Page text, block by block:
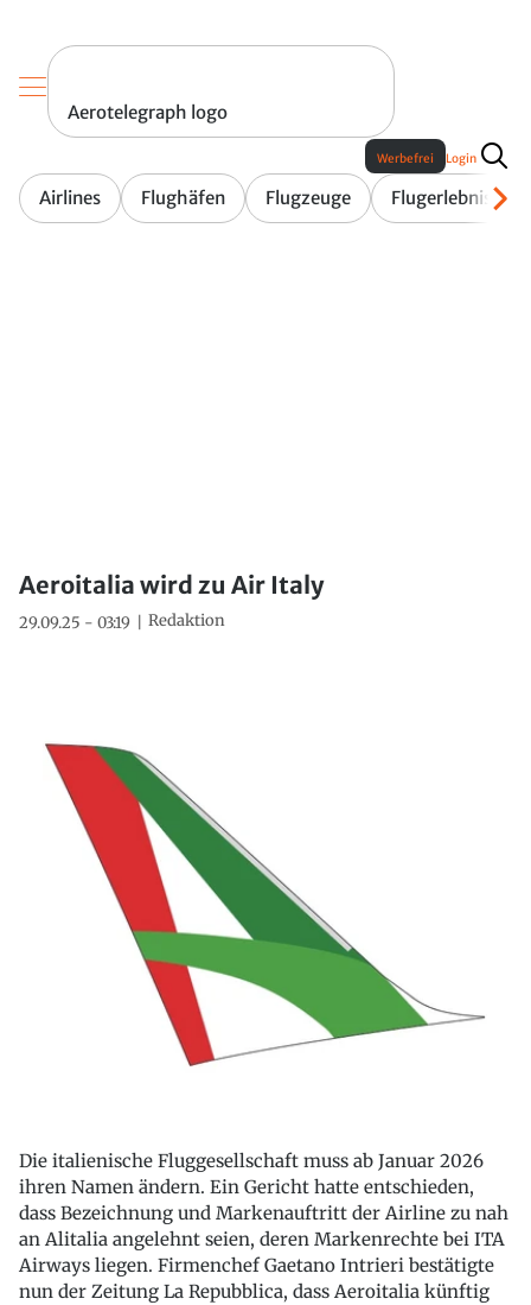
Aerotelegraph logo
Airlines Flughäfen Flugzeuge Flugerlebnis
Werbefrei Login
Aeroitalia wird zu Air Italy
29.09.25 - 03:19 Redaktion
Die italienische Fluggesellschaft muss ab Januar 2026
ihren Namen ändern. Ein Gericht hatte entschieden,
dass Bezeichnung und Markenauftritt der Airline zu nah
an Alitalia angelehnt seien, deren Markenrechte bei ITA
Airways liegen. Firmenchef Gaetano Intrieri bestätigte
nun der Zeitung La Repubblica, dass Aeroitalia künftig